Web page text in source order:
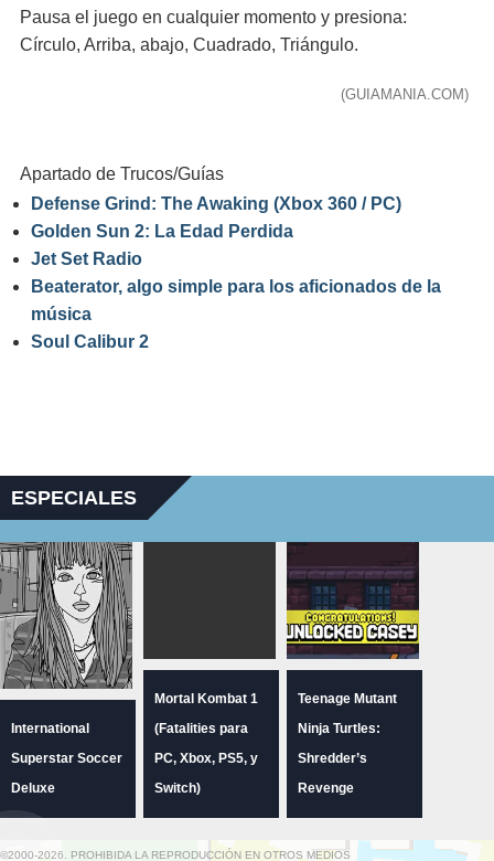
Pausa el juego en cualquier momento y presiona:
Círculo, Arriba, abajo, Cuadrado, Triángulo.
(GUIAMANIA.COM)
Apartado de Trucos/Guías
Defense Grind: The Awaking (Xbox 360 / PC)
Golden Sun 2: La Edad Perdida
Jet Set Radio
Beaterator, algo simple para los aficionados de la
música
Soul Calibur 2
ESPECIALES
International
Superstar Soccer
Deluxe
Mortal Kombat 1
(Fatalities para
PC, Xbox, PS5, y
Switch)
Teenage Mutant
Ninja Turtles:
Shredder’s
Revenge
©2000-2026. PROHIBIDA LA REPRODUCCIÓN EN OTROS MEDIOS